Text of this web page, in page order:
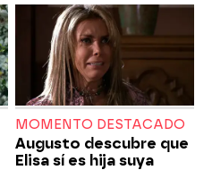
MOMENTO DESTACADO
Augusto descubre que
Elisa sí es hija suya